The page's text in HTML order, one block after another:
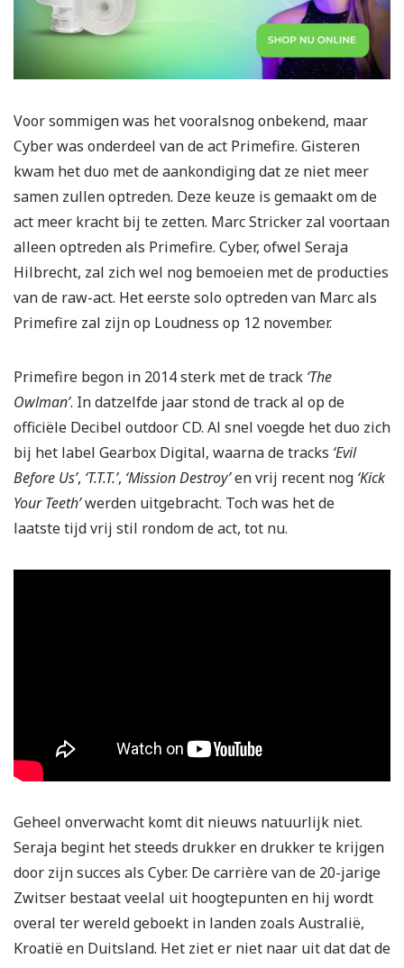
Voor sommigen was het vooralsnog onbekend, maar
Cyber was onderdeel van de act Primefire. Gisteren
kwam het duo met de aankondiging dat ze niet meer
samen zullen optreden. Deze keuze is gemaakt om de
act meer kracht bij te zetten. Marc Stricker zal voortaan
alleen optreden als Primefire. Cyber, ofwel Seraja
Hilbrecht, zal zich wel nog bemoeien met de producties
van de raw-act. Het eerste solo optreden van Marc als
Primefire zal zijn op Loudness op 12 november.
Primefire begon in 2014 sterk met de track ‘The
Owlman’. In datzelfde jaar stond de track al op de
officiële Decibel outdoor CD. Al snel voegde het duo zich
bij het label Gearbox Digital, waarna de tracks ‘Evil
Before Us’, ‘T.T.T.’, ‘Mission Destroy’en vrij recent nog ‘Kick
Your Teeth’werden uitgebracht. Toch was het de
laatste tijd vrij stil rondom de act, tot nu.
Geheel onverwacht komt dit nieuws natuurlijk niet.
Seraja begint het steeds drukker en drukker te krijgen
door zijn succes als Cyber. De carrière van de 20-jarige
Zwitser bestaat veelal uit hoogtepunten en hij wordt
overal ter wereld geboekt in landen zoals Australië,
Kroatië en Duitsland. Het ziet er niet naar uit dat dat de